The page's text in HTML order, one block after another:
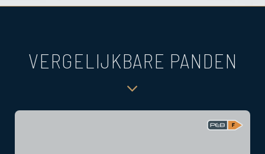
VERGELIJKBARE PANDEN